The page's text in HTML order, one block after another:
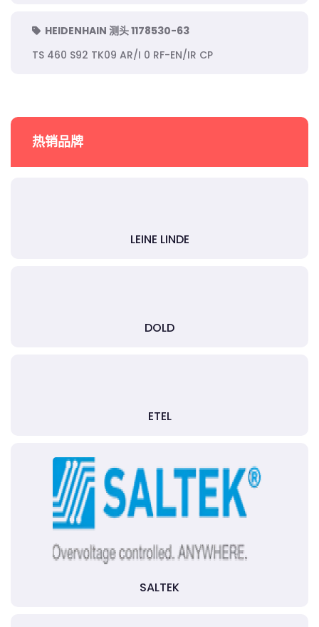
HEIDENHAIN 测头 1178530-63
TS 460 S92 TK09 AR/I 0 RF-EN/IR CP
热销品牌
LEINE LINDE
DOLD
ETEL
SALTEK